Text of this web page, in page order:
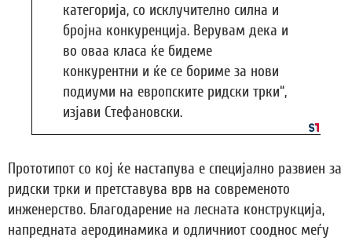
категорија, со исклучително силна и
бројна конкуренција. Верувам дека и
во оваа класа ќе бидеме
конкурентни и ќе се бориме за нови
подиуми на европските ридски трки“,
изјави Стефановски.
Прототипот со кој ќе настапува е специјално развиен за
ридски трки и претставува врв на современото
инженерство. Благодарение на лесната конструкција,
напредната аеродинамика и одличниот сооднос меѓу